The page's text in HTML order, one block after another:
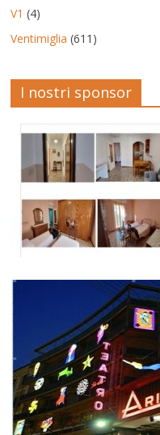
V1 (4)
Ventimiglia (611)
I nostri sponsor